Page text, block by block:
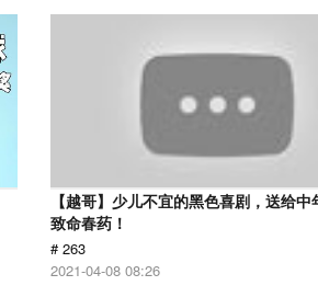
【越哥】少儿不宜的黑色喜剧，送给中
致命春药！
# 263
2021-04-08 08:26